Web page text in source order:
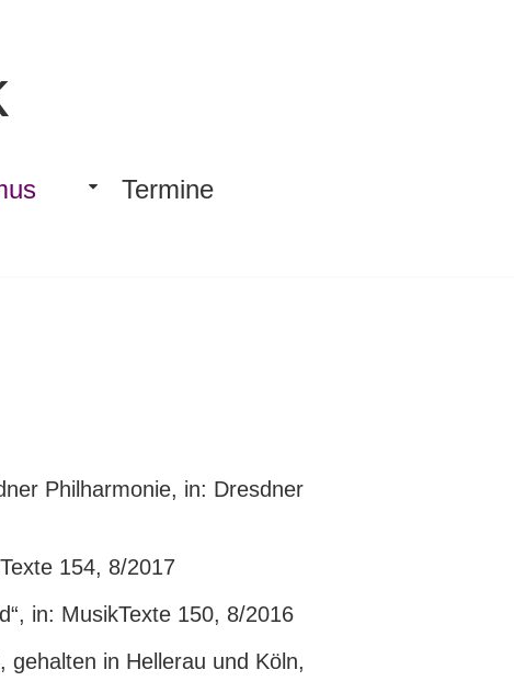
Termine
Philharmonie, in: Dresdner
154, 8/2017
in: MusikTexte 150, 8/2016
gehalten in Hellerau und Köln,